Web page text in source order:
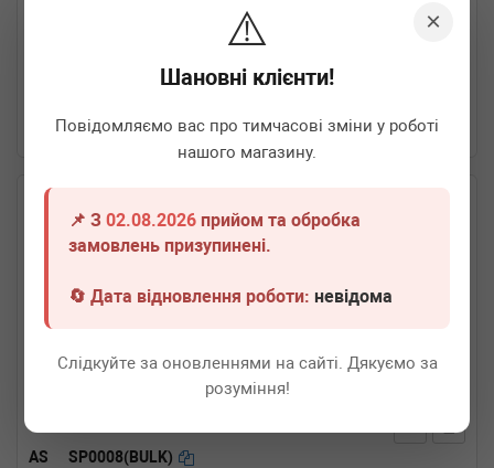
×
⚠️
Шановні клієнти!
Повідомляємо вас про тимчасові зміни у роботі
нашого магазину.
📌 З02.08.2026 прийом та обробка
замовлень призупинені.
🔄 Дата відновлення роботи:невідома
Слідкуйте за оновленнями на сайті. Дякуємо за
розуміння!
+ В кошик
AS SP0008(BULK)